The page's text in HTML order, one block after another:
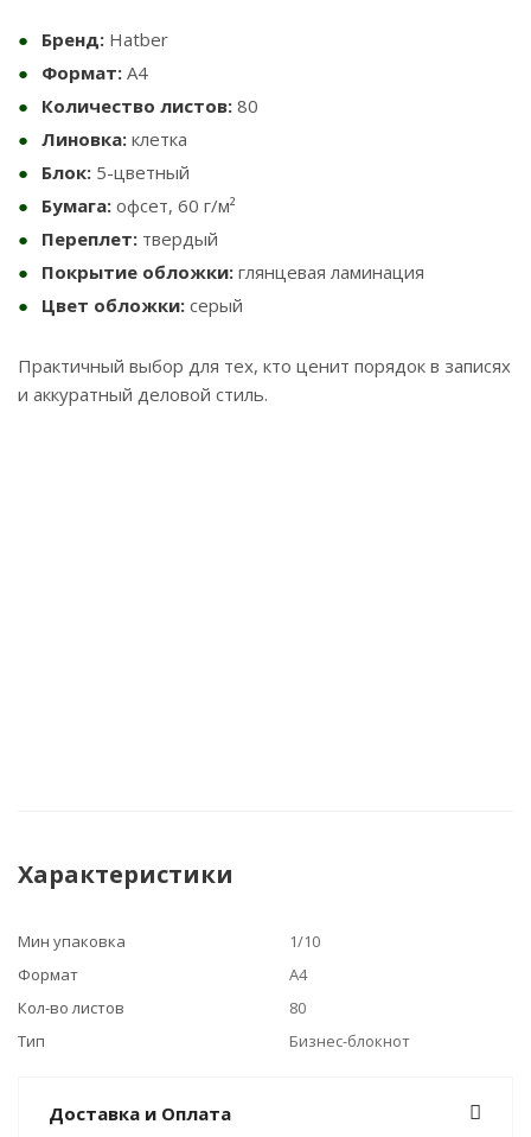
Бренд: Hatber
Формат: А4
Количество листов: 80
Линовка: клетка
Блок: 5-цветный
Бумага: офсет, 60 г/м²
Переплет: твердый
Покрытие обложки: глянцевая ламинация
Цвет обложки: серый
Практичный выбор для тех, кто ценит порядок в записях
и аккуратный деловой стиль.
Характеристики
Мин упаковка
1/10
Формат
А4
Кол-во листов
80
Тип
Бизнес-блокнот
Доставка и Оплата